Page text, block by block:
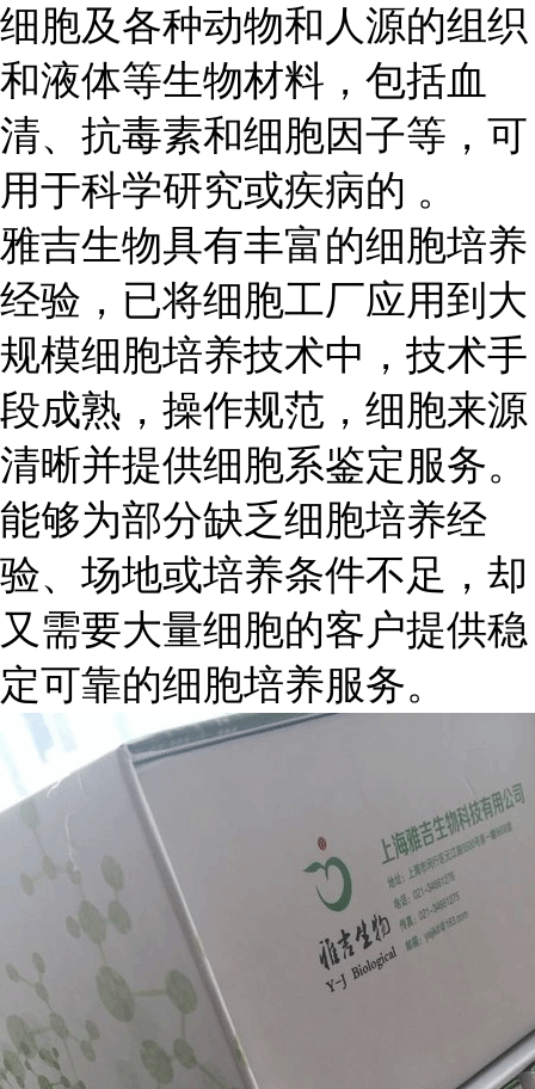
细胞及各种动物和人源的组织
和液体等生物材料，包括血
清、抗毒素和细胞因子等，可
用于科学研究或疾病的 。
雅吉生物具有丰富的细胞培养
经验，已将细胞工厂应用到大
规模细胞培养技术中，技术手
段成熟，操作规范，细胞来源
清晰并提供细胞系鉴定服务。
能够为部分缺乏细胞培养经
验、场地或培养条件不足，却
又需要大量细胞的客户提供稳
定可靠的细胞培养服务。